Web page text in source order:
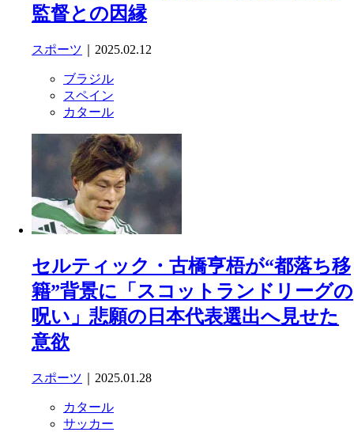
監督との因縁
スポーツ ｜2025.02.12
ブラジル
スペイン
カタール
セルティック・古橋亨梧が“都落ち移
籍”背景に「スコットランドリーグの
呪い」悲願の日本代表選出へ見せた
意欲
スポーツ ｜2025.01.28
カタール
サッカー